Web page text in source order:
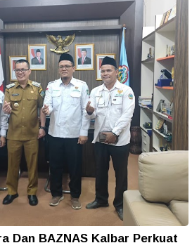
Dan BAZNAS Kalbar Perkuat